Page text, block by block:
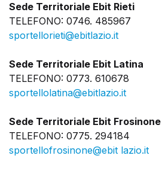
Sede Territoriale Ebit Rieti
TELEFONO: 0746. 485967
sportellorieti@ebitlazio.it
Sede Territoriale Ebit Latina
TELEFONO: 0773. 610678
sportellolatina@ebitlazio.it
Sede Territoriale Ebit Frosinone
TELEFONO: 0775. 294184
sportellofrosinone@ebit lazio.it